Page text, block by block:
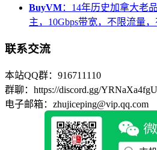
BuyVM：14年历史加拿大老
主，10Gbps带宽，不限流量
联系交流
本站QQ群：916711110
群聊：https://discord.gg/YRNaXa4fgU
电子邮箱：zhujiceping@vip.qq.com